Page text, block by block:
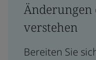
Änderungen
verstehen
Bereiten Sie